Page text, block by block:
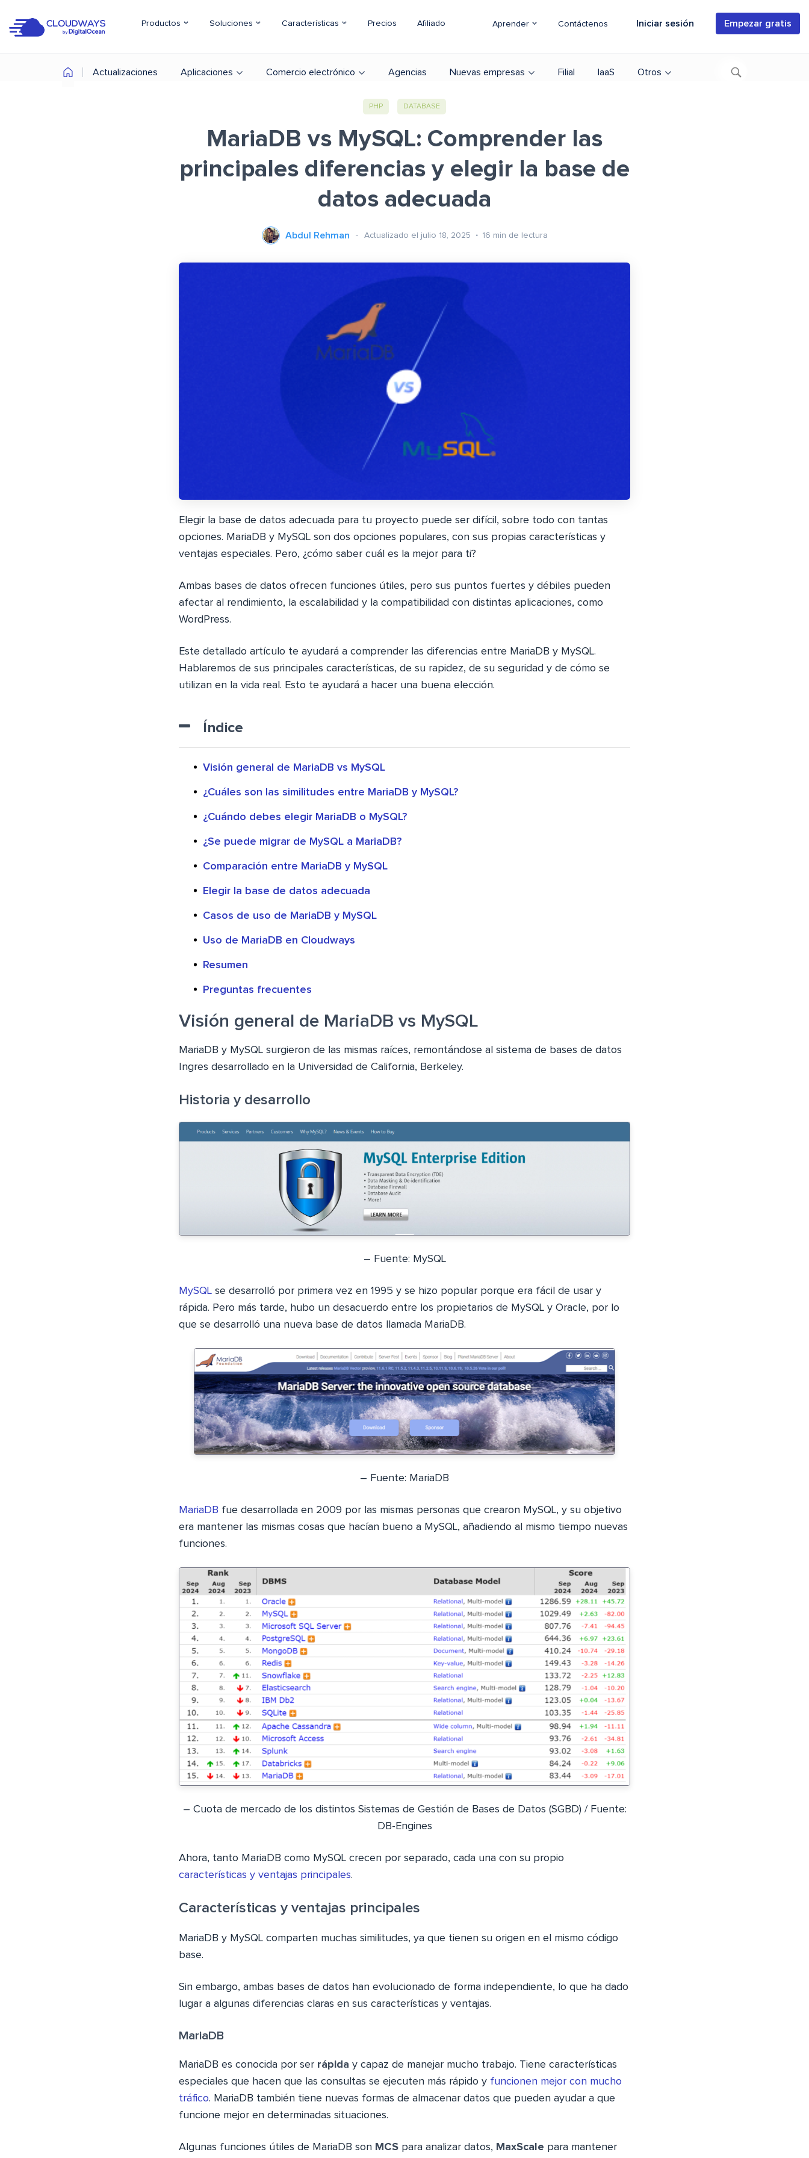
Productos Soluciones Características Precios Afiliado Aprender Contáctenos Iniciar sesión Empezar gratis
Actualizaciones Aplicaciones Comercio electrónico Agencias Nuevas empresas Filial IaaS Otros
PHP DATABASE
MariaDB vs MySQL: Comprender las
principales diferencias y elegir la base de
datos adecuada
Abdul Rehman Actualizado el julio 18, 2025 16 min de lectura
Elegir la base de datos adecuada para tu proyecto puede ser difícil, sobre todo con tantas
opciones. MariaDB y MySQL son dos opciones populares, con sus propias características y
ventajas especiales. Pero, ¿cómo saber cuál es la mejor para ti?
Ambas bases de datos ofrecen funciones útiles, pero sus puntos fuertes y débiles pueden
afectar al rendimiento, la escalabilidad y la compatibilidad con distintas aplicaciones, como
WordPress.
Este detallado artículo te ayudará a comprender las diferencias entre MariaDB y MySQL.
Hablaremos de sus principales características, de su rapidez, de su seguridad y de cómo se
utilizan en la vida real. Esto te ayudará a hacer una buena elección.
Índice
Visión general de MariaDB vs MySQL
¿Cuáles son las similitudes entre MariaDB y MySQL?
¿Cuándo debes elegir MariaDB o MySQL?
¿Se puede migrar de MySQL a MariaDB?
Comparación entre MariaDB y MySQL
Elegir la base de datos adecuada
Casos de uso de MariaDB y MySQL
Uso de MariaDB en Cloudways
Resumen
Preguntas frecuentes
Visión general de MariaDB vs MySQL
MariaDB y MySQL surgieron de las mismas raíces, remontándose al sistema de bases de datos
Ingres desarrollado en la Universidad de California, Berkeley.
Historia y desarrollo
– Fuente: MySQL
MySQL se desarrolló por primera vez en 1995 y se hizo popular porque era fácil de usar y
rápida. Pero más tarde, hubo un desacuerdo entre los propietarios de MySQL y Oracle, por lo
que se desarrolló una nueva base de datos llamada MariaDB.
– Fuente: MariaDB
MariaDB fue desarrollada en 2009 por las mismas personas que crearon MySQL, y su objetivo
era mantener las mismas cosas que hacían bueno a MySQL, añadiendo al mismo tiempo nuevas
funciones.
– Cuota de mercado de los distintos Sistemas de Gestión de Bases de Datos (SGBD) / Fuente:
DB-Engines
Ahora, tanto MariaDB como MySQL crecen por separado, cada una con su propio
características y ventajas principales.
Características y ventajas principales
MariaDB y MySQL comparten muchas similitudes, ya que tienen su origen en el mismo código
base.
Sin embargo, ambas bases de datos han evolucionado de forma independiente, lo que ha dado
lugar a algunas diferencias claras en sus características y ventajas.
MariaDB
MariaDB es conocida por ser rápida y capaz de manejar mucho trabajo. Tiene características
especiales que hacen que las consultas se ejecuten más rápido y funcionen mejor con mucho
tráfico. MariaDB también tiene nuevas formas de almacenar datos que pueden ayudar a que
funcione mejor en determinadas situaciones.
Algunas funciones útiles de MariaDB son MCS para analizar datos, MaxScale para mantener